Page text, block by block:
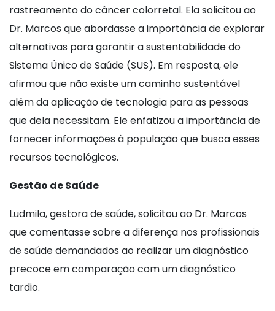
rastreamento do câncer colorretal. Ela solicitou ao
Dr. Marcos que abordasse a importância de explorar
alternativas para garantir a sustentabilidade do
Sistema Único de Saúde (SUS). Em resposta, ele
afirmou que não existe um caminho sustentável
além da aplicação de tecnologia para as pessoas
que dela necessitam. Ele enfatizou a importância de
fornecer informações à população que busca esses
recursos tecnológicos.
Gestão de Saúde
Ludmila, gestora de saúde, solicitou ao Dr. Marcos
que comentasse sobre a diferença nos profissionais
de saúde demandados ao realizar um diagnóstico
precoce em comparação com um diagnóstico
tardio.